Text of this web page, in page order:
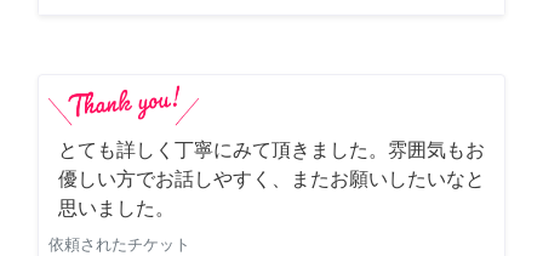
とても詳しく丁寧にみて頂きました。雰囲気もお
優しい方でお話しやすく、またお願いしたいなと
思いました。
依頼されたチケット